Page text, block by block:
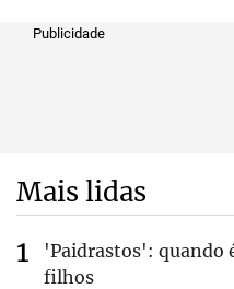
Publicidade
Mais lidas
'Paidrastos': quando
filhos